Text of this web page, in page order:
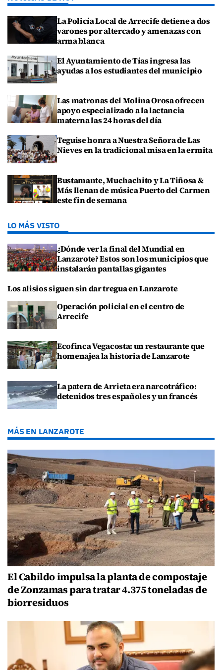
La Policía Local de Arrecife detiene a dos
varones por altercado y amenazas con
arma blanca
El Ayuntamiento de Tías ingresa las
ayudas a los estudiantes del municipio
Las matronas del Molina Orosa ofrecen
apoyo especializado a la lactancia
materna las 24 horas del día
Teguise honra a Nuestra Señora de Las
Nieves en la tradicional misa en la ermita
Bustamante, Muchachito y La Tiñosa &
Más llenan de música Puerto del Carmen
este fin de semana
LO MÁS VISTO
¿Dónde ver la final del Mundial en
Lanzarote? Estos son los municipios que
instalarán pantallas gigantes
Los alisios siguen sin dar tregua en Lanzarote
Operación policial en el centro de
Arrecife
Ecofinca Vegacosta: un restaurante que
homenajea la historia de Lanzarote
La patera de Arrieta era narcotráfico:
detenidos tres españoles y un francés
MÁS EN LANZAROTE
El Cabildo impulsa la planta de compostaje
de Zonzamas para tratar 4.375 toneladas de
biorresiduos